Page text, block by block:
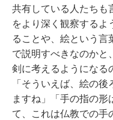
共有している人たちも
をより深く観察するよ
ることや、絵という言
で説明すべきなのかと
剣に考えるようになる
「そういえば、絵の
ますね」「手の指の形
て、これは仏教での手